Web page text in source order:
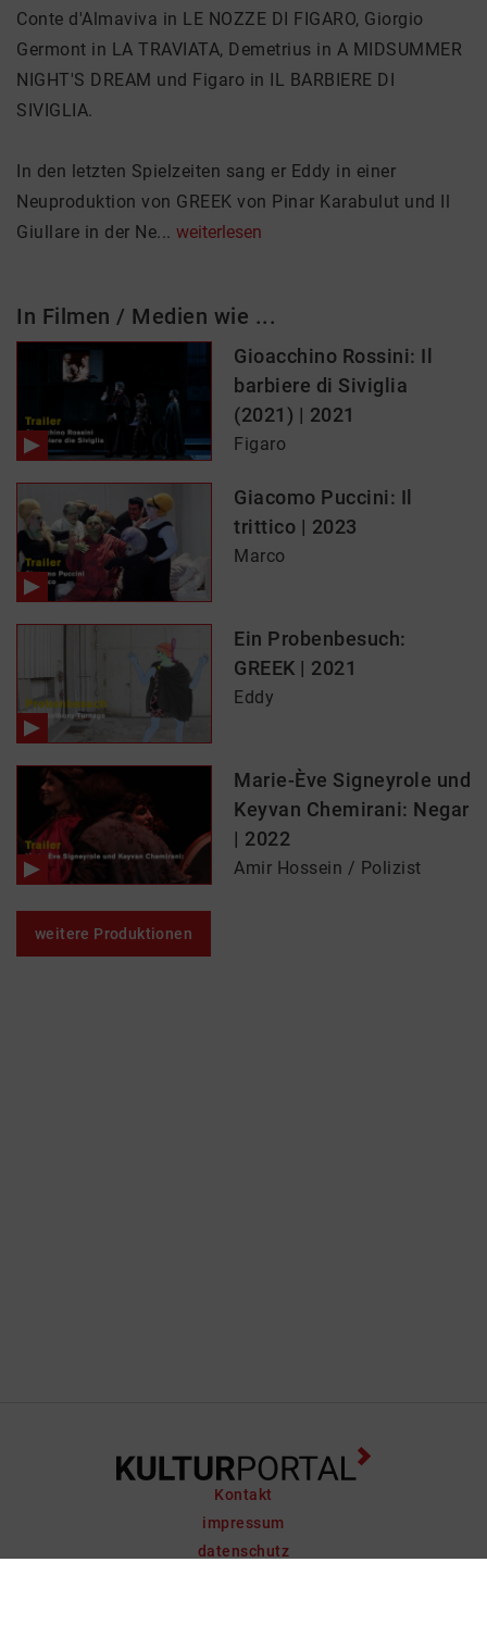
Conte d'Almaviva in LE NOZZE DI FIGARO, Giorgio
Germont in LA TRAVIATA, Demetrius in A MIDSUMMER
NIGHT'S DREAM und Figaro in IL BARBIERE DI
SIVIGLIA.
In den letzten Spielzeiten sang er Eddy in einer
Neuproduktion von GREEK von Pinar Karabulut und Il
Giullare in der Ne... weiterlesen
In Filmen / Medien wie ...
Gioacchino Rossini: Il
barbiere di Siviglia
(2021) | 2021
Figaro
Giacomo Puccini: Il
trittico | 2023
Marco
Ein Probenbesuch:
GREEK | 2021
Eddy
Marie-Ève Signeyrole und
Keyvan Chemirani: Negar
| 2022
Amir Hossein / Polizist
weitere Produktionen
Kontakt
impressum
datenschutz